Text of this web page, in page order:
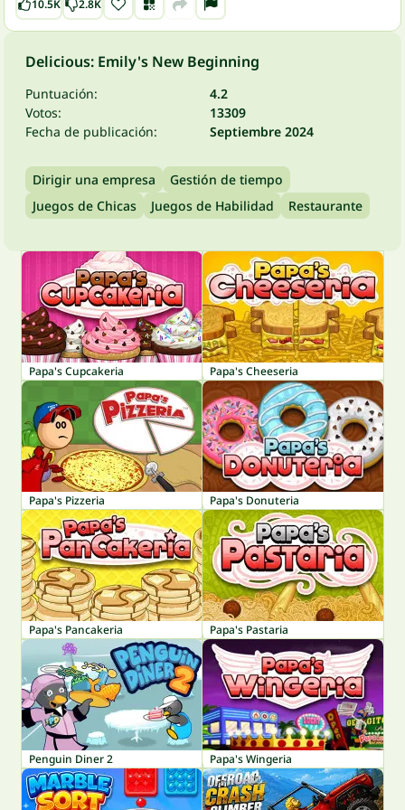
10.5K 2.8K
Delicious: Emily's New Beginning
Puntuación:
4.2
Votos:
13309
Fecha de publicación:
Septiembre 2024
Dirigir una empresa
Gestión de tiempo
Juegos de Chicas
Juegos de Habilidad Restaurante
Papa's Cupcakeria Papa's Cheeseria
Papa's Pizzeria Papa's Donuteria
Papa's Pancakeria Papa's Pastaria
Penguin Diner 2 Papa's Wingeria